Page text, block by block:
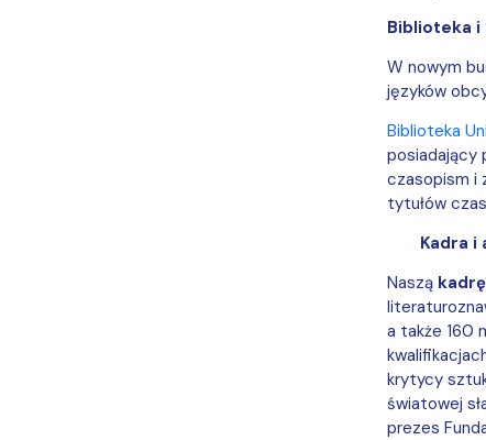
Biblioteka i
W nowym
języków
Biblioteka
posiadający
czasopism i
tytułów
Kadra i
Nasząkadrę
a także 160
krytycy
światowej
prezes